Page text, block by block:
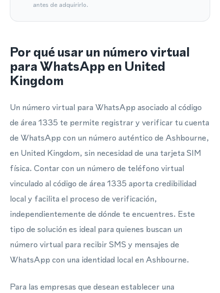
antes de adquirirlo.
Por qué usar un número virtual
para WhatsApp en United
Kingdom
Un número virtual para WhatsApp asociado al código
de área 1335 te permite registrar y verificar tu cuenta
de WhatsApp con un número auténtico de Ashbourne,
en United Kingdom, sin necesidad de una tarjeta SIM
física. Contar con un número de teléfono virtual
vinculado al código de área 1335 aporta credibilidad
local y facilita el proceso de verificación,
independientemente de dónde te encuentres. Este
tipo de solución es ideal para quienes buscan un
número virtual para recibir SMS y mensajes de
WhatsApp con una identidad local en Ashbourne.
Para las empresas que desean establecer una